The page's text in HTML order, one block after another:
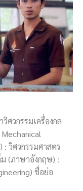
ศวกรรมเครื่องกล
ศวกรรมศาสตร
(ภาษาอังกฤษ) :
ชื่อย่อ
มเครื่องกล)